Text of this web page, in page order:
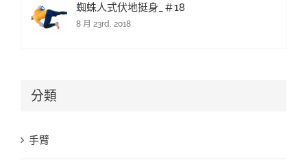
蜘蛛人式伏地挺身_＃18
8 月 23rd, 2018
分類
手臂